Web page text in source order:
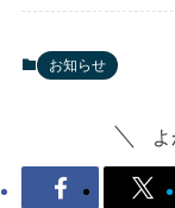
お知らせ